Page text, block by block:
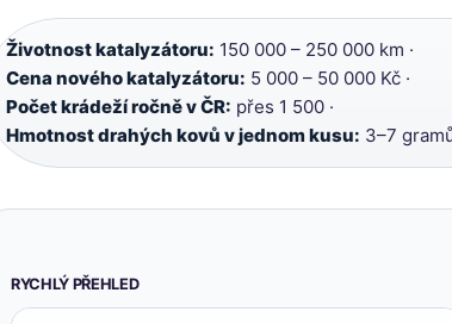
Životnost katalyzátoru: 150 000 – 250 000 km ·
Cena nového katalyzátoru: 5 000 – 50 000 Kč ·
Počet krádeží ročně v ČR: přes 1 500 ·
Hmotnost drahých kovů v jednom kusu: 3–7
RYCHLÝ PŘEHLED